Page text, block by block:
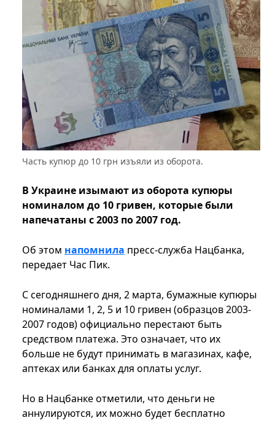
Часть купюр до 10 грн изъяли из оборота.
В Украине изымают из оборота купюры
номиналом до 10 гривен, которые были
напечатаны с 2003 по 2007 год.
Об этом напомнила пресс-служба Нацбанка,
передает Час Пик.
С сегодняшнего дня, 2 марта, бумажные купюры
номиналами 1, 2, 5 и 10 гривен (образцов 2003-
2007 годов) официально перестают быть
средством платежа. Это означает, что их
больше не будут принимать в магазинах, кафе,
аптеках или банках для оплаты услуг.
Но в Нацбанке отметили, что деньги не
аннулируются, их можно будет бесплатно